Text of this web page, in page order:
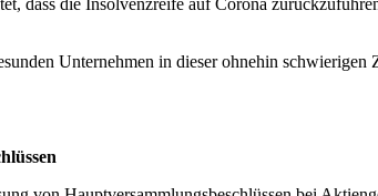
dass die Insolvenzreife auf Corona
Unternehmen in dieser ohnehin